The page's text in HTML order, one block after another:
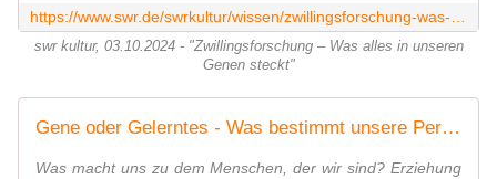
swr kultur, 03.10.2024 - "Zwillingsforschung – Was alles in unseren
Genen steckt"
Gene oder Gelerntes - Was bestimmt unsere Persönlichkeit? - radioWissen | BR Podcast
Was macht uns zu dem Menschen, der wir sind? Erziehung